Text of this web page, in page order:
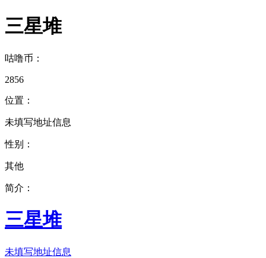
三星堆
咕噜币：
2856
位置：
未填写地址信息
性别：
其他
简介：
三星堆
未填写地址信息